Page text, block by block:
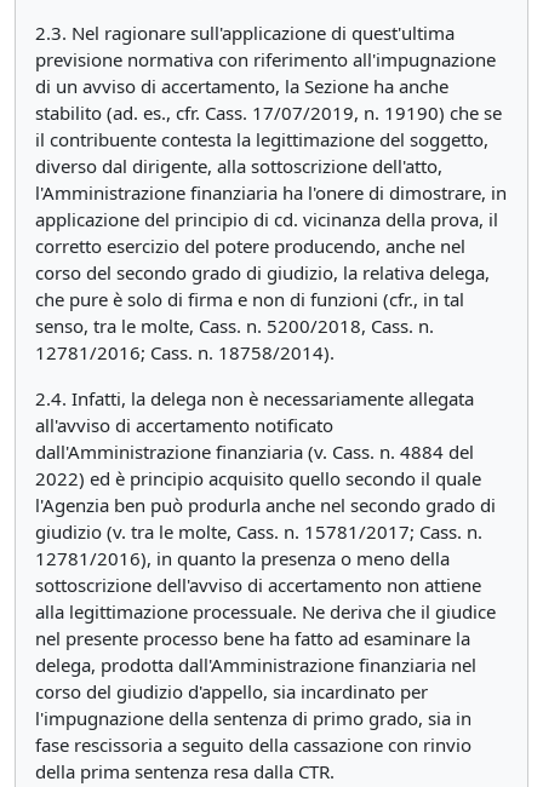
2.3. Nel ragionare sull'applicazione di quest'ultima
previsione normativa con riferimento all'impugnazione
di un avviso di accertamento, la Sezione ha anche
stabilito (ad. es., cfr. Cass. 17/07/2019, n. 19190) che se
il contribuente contesta la legittimazione del soggetto,
diverso dal dirigente, alla sottoscrizione dell'atto,
l'Amministrazione finanziaria ha l'onere di dimostrare, in
applicazione del principio di cd. vicinanza della prova, il
corretto esercizio del potere producendo, anche nel
corso del secondo grado di giudizio, la relativa delega,
che pure è solo di firma e non di funzioni (cfr., in tal
senso, tra le molte, Cass. n. 5200/2018, Cass. n.
12781/2016; Cass. n. 18758/2014).
2.4. Infatti, la delega non è necessariamente allegata
all'avviso di accertamento notificato
dall'Amministrazione finanziaria (v. Cass. n. 4884 del
2022) ed è principio acquisito quello secondo il quale
l'Agenzia ben può produrla anche nel secondo grado di
giudizio (v. tra le molte, Cass. n. 15781/2017; Cass. n.
12781/2016), in quanto la presenza o meno della
sottoscrizione dell'avviso di accertamento non attiene
alla legittimazione processuale. Ne deriva che il giudice
nel presente processo bene ha fatto ad esaminare la
delega, prodotta dall'Amministrazione finanziaria nel
corso del giudizio d'appello, sia incardinato per
l'impugnazione della sentenza di primo grado, sia in
fase rescissoria a seguito della cassazione con rinvio
della prima sentenza resa dalla CTR.